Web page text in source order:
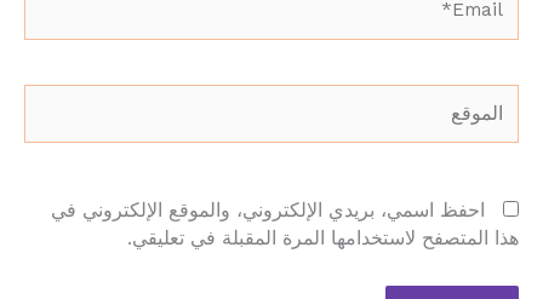
احفظ اسمي، بريدي الإلكتروني، والموقع الإلكتروني في
هذا المتصفح لاستخدامها المرة المقبلة في تعليقي.